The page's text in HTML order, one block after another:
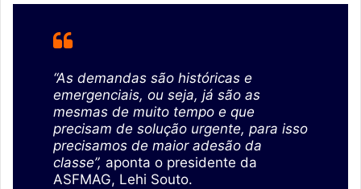
“As demandas são históricas e
emergenciais, ou seja, já são as
mesmas de muito tempo e que
precisam de solução urgente, para isso
precisamos de maior adesão da
classe”, aponta o presidente da
ASFMAG, Lehi Souto.